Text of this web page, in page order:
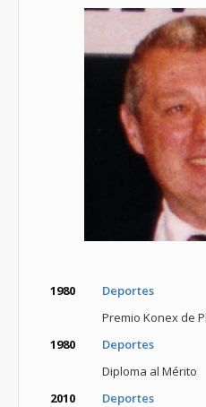
1980
Deportes
Premio Konex de
1980
Deportes
Diploma al Mérito
2010
Deportes